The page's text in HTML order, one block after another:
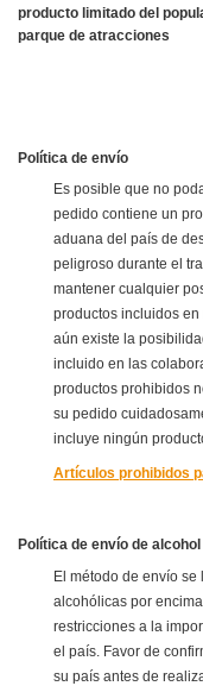
producto limitado del
parque de atracciones
Política de envío
Es posible que no
pedido contiene un
aduana del país de
peligroso durante el
mantener cualquier
productos incluidos
aún existe la
incluido en las
productos prohibidos
su pedido
incluye ningún
Artículos prohibidos
Política de envío de alcohol
El método de envío
alcohólicas por
restricciones a la
el país. Favor de
su país antes de